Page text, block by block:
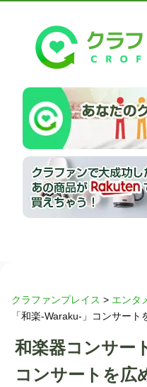
クラファンプレイス > エンタ
「和楽-Waraku-」コンサート
和楽器コンサー
コンサートを広